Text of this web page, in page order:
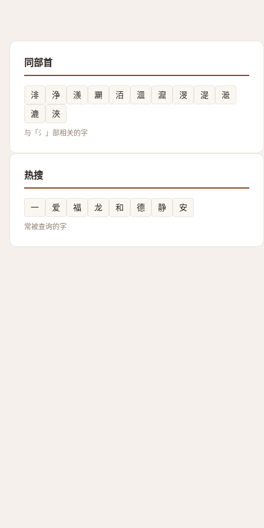
同部首
渄 浄 㵪 㶜 洦 㳑 㵠 渂 湜
㴴
漉
浹
与「氵」部相关的字
热搜
一 爱 福 龙 和 德 静 安
常被查询的字